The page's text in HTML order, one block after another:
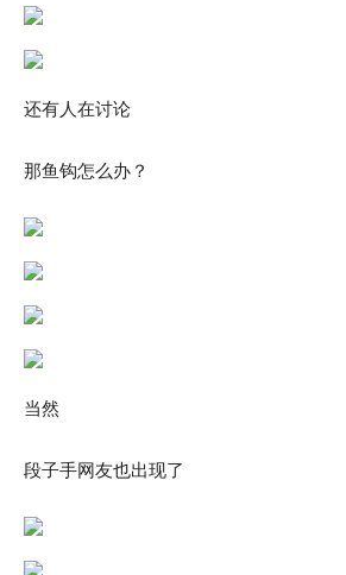
还有人在讨论
那鱼钩怎么办？
当然
段子手网友也出现了